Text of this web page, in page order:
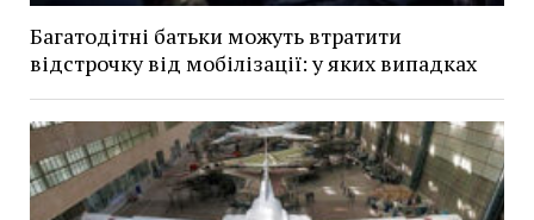
Багатодітні батьки можуть втратити
відстрочку від мобілізації: у яких випадках